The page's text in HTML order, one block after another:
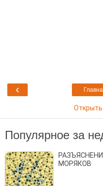
‹
Популярное за
МОРЯКОВ